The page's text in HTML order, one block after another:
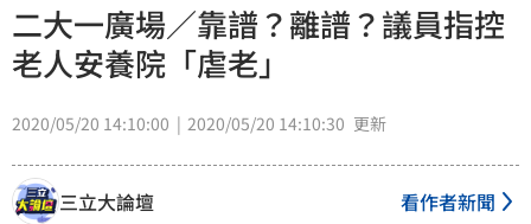
二大一廣場／靠譜？離譜？議員指控
老人安養院「虐老」
2020/05/20 14:10:00 2020/05/20 14:10:30 更新
三立大論壇 看作者新聞